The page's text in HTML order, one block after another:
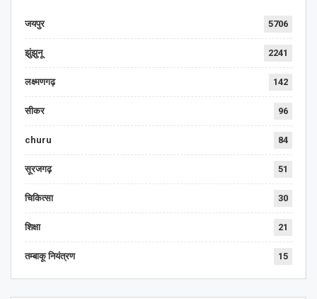
जयपुर 5706
झुंझुनू 2241
लक्ष्मणगढ़ 142
सीकर 96
churu 84
सूरजगढ़ 51
चिकित्सा 30
शिक्षा 21
तम्बाकू नियंत्रण 15